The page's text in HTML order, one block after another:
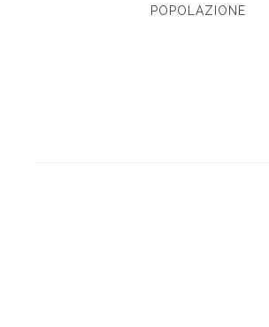
POPOLAZIONE